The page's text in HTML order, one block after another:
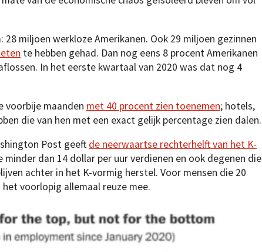
miljoen werkloze Amerikanen. Ook 29 miljoen gezinnen
te hebben gehad. Dan nog eens 8 procent Amerikanen
In het eerste kwartaal van 2020 was dat nog 4
voorbije maanden met 40 procent zien toenemen; hotels,
die van hen met een exact gelijk percentage zien dalen.
Post geeft de neerwaartse rechterhelft van het K-
minder dan 14 dollar per uur verdienen en ook degenen die
achter in het K-vormig herstel. Voor mensen die 20
voorlopig allemaal reuze mee.